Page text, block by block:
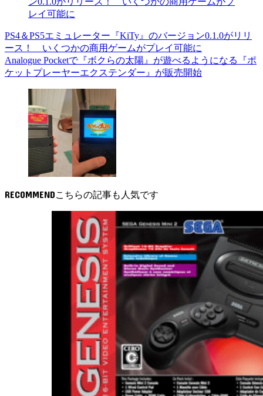
PS4＆PS5エミュレーター『KiTy』のバージョン0.1.0がリリ
ース！ いくつかの商用ゲームがプレイ可能に
Analogue Pocketで『ボクらの太陽』が遊べるようになる『ポ
ケットプレーヤーエクステンダー』が販売開始
RECOMMEND